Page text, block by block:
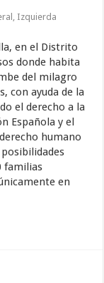
, Izquierda
en el Distrito
donde habita
del milagro
con ayuda de la
el derecho a la
Española y el
humano
familias
en